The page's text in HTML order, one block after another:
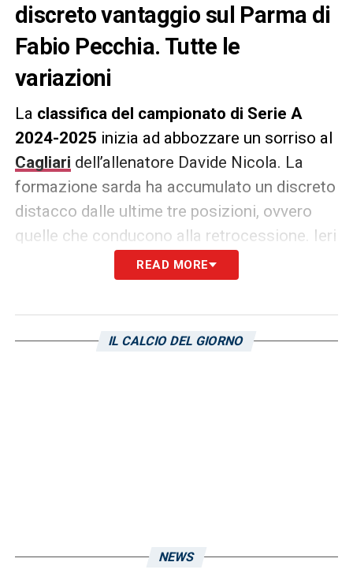
discreto vantaggio sul Parma di
Fabio Pecchia. Tutte le
variazioni
La classifica del campionato di Serie A
2024-2025 inizia ad abbozzare un sorriso al
Cagliari dell’allenatore Davide Nicola. La
formazione sarda ha accumulato un discreto
distacco dalle ultime tre posizioni, ovvero
quelle che conducono alla retrocessione. Ieri
Claudio Ranieri
lavore ai rossoblù imponendosi per 0-1 sul
terzultimo posto è di cinque punti.
READ MORE
IL CALCIO DEL GIORNO
NEWS